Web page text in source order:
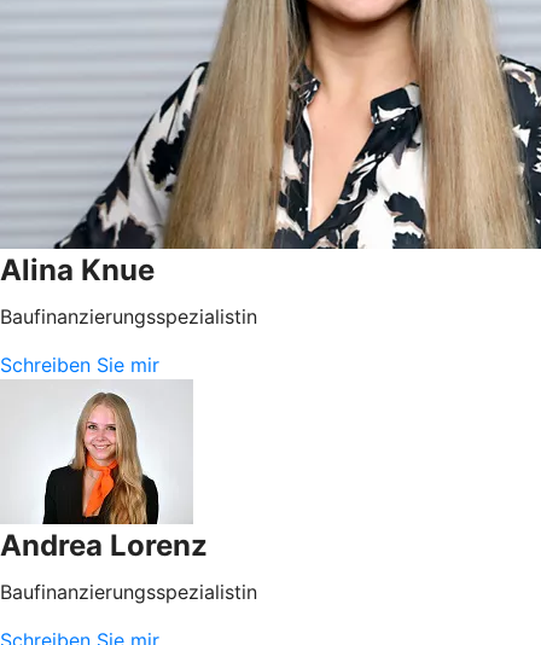
Alina Knue
Baufinanzierungsspezialistin
Schreiben Sie mir
Andrea Lorenz
Baufinanzierungsspezialistin